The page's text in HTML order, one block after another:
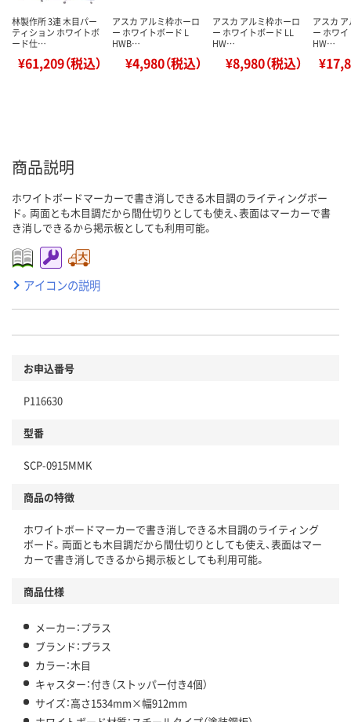
林製作所 3連 木目パー
ティション ホワイトボ
ード仕…
¥61,209（税込）
アスカ アルミ枠ホーロ
ー ホワイトボード L
HWB…
¥4,980（税込）
アスカ アルミ枠ホーロ
ー ホワイトボード LL
HW…
¥8,980（税込）
アスカ
ー ホワ
HW…
商品説明
ホワイトボードマーカーで書き消しできる木目調のライティングボー
ド。両面とも木目調だから間仕切りとしても使え、表面はマーカーで書
き消しできるから掲示板としても利用可能。
アイコンの説明
お申込番号
P116630
型番
SCP-0915MMK
商品の特徴
ホワイトボードマーカーで書き消しできる木目調のライティング
ボード。両面とも木目調だから間仕切りとしても使え、表面はマー
カーで書き消しできるから掲示板としても利用可能。
商品仕様
メーカー：プラス
ブランド：プラス
カラー：木目
キャスター：付き（ストッパー付き4個）
サイズ：高さ1534mm×幅912mm